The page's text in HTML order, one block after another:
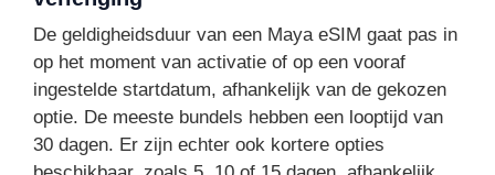
De geldigheidsduur van een Maya eSIM gaat pas in
op het moment van activatie of op een vooraf
ingestelde startdatum, afhankelijk van de gekozen
optie. De meeste bundels hebben een looptijd van
30 dagen. Er zijn echter ook kortere opties